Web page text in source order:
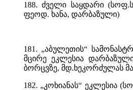
188. ძველი საყდარი
ფეოდ. ხანა, დარბაზული)
181. „აბულეთის“
მცირე ეკლესია
ბორცვზე, მდ.ხეკორძულას
182. „კოხიანას“ ეკლესია